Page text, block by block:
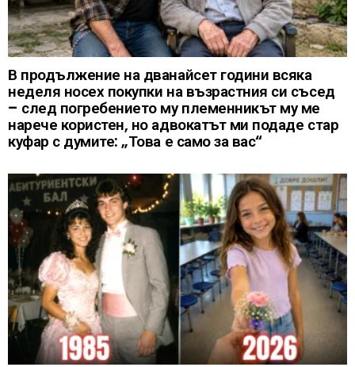
В продължение на дванайсет години всяка
неделя носех покупки на възрастния си съсед
– след погребението му племенникът му ме
нарече користен, но адвокатът ми подаде стар
куфар с думите: „Това е само за вас“